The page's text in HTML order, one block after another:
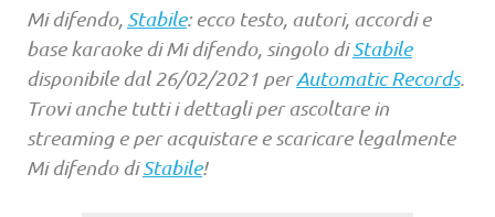
Mi difendo, Stabile: ecco testo, autori, accordi e
base karaoke di Mi difendo, singolo diStabile
disponibile dal 26/02/2021 perAutomatic Records.
Trovi anche tutti i dettagli per ascoltare in
streaming e per acquistare e scaricare legalmente
Mi difendo diStabile!